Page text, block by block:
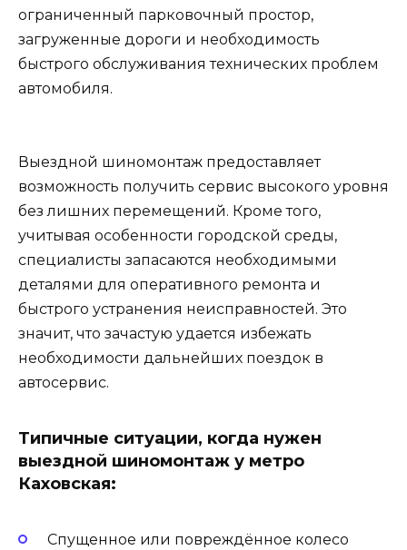
ограниченный парковочный простор,
загруженные дороги и необходимость
быстрого обслуживания технических проблем
автомобиля.
Выездной шиномонтаж предоставляет
возможность получить сервис высокого уровня
без лишних перемещений. Кроме того,
учитывая особенности городской среды,
специалисты запасаются необходимыми
деталями для оперативного ремонта и
быстрого устранения неисправностей. Это
значит, что зачастую удается избежать
необходимости дальнейших поездок в
автосервис.
Типичные ситуации, когда нужен
выездной шиномонтаж у метро
Каховская:
Спущенное или повреждённое колесо